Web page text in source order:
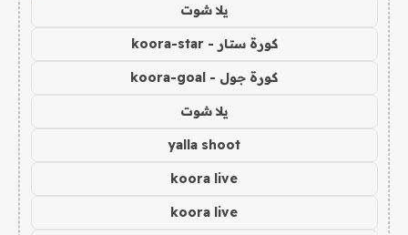
يلا شوت
كورة ستار - koora-star
كورة جول - koora-goal
يلا شوت
yalla shoot
koora live
koora live